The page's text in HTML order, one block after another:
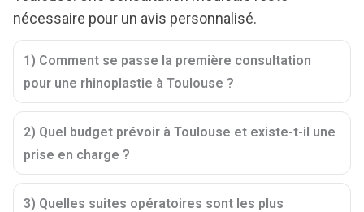
nécessaire pour un avis personnalisé.
1) Comment se passe la première consultation
pour une rhinoplastie à Toulouse ?
2) Quel budget prévoir à Toulouse et existe-t-il une
prise en charge ?
3) Quelles suites opératoires sont les plus